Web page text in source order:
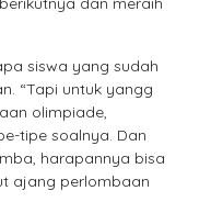
siswa yang sudah
“Tapi untuk yangg
olimpiade,
tipe soalnya. Dan
harapannya bisa
ajang perlombaan